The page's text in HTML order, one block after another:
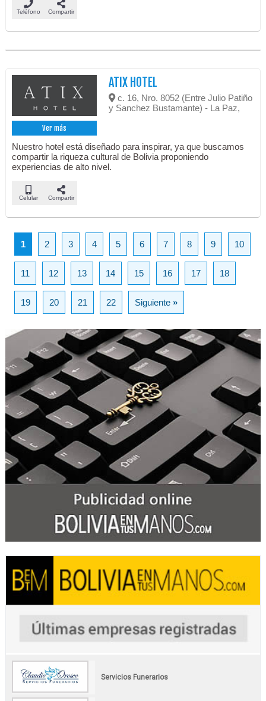
Teléfono Compartir
Ver más
ATIX HOTEL
c. 16, Nro. 8052 (Entre Julio Patiño
y Sanchez Bustamante) - La Paz,
Nuestro hotel está diseñado para inspirar, ya que buscamos
compartir la riqueza cultural de Bolivia proponiendo
experiencias de alto nivel.
Celular Compartir
1 2 3 4 5 6 7 8 9 10
11 12 13 14 15 16 17 18
19 20 21 22 Siguiente»
Servicios Funerarios